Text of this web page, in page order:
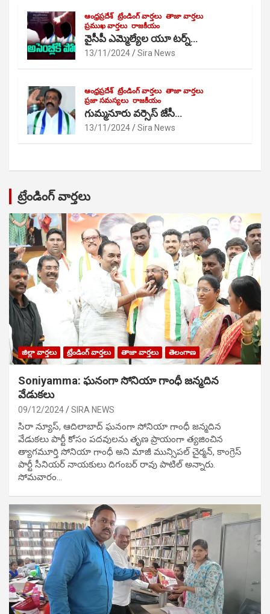
ఆంధ్రప్రదేశ్ ట్రేండింగ్ వార్తలు తాజా వార్తలు
ప్రముఖ వార్తలు రాజకీయం
వైసీపీ ఎమ్మెల్యేల యూ టర్న్…
13/11/2024 Sira News
ఆంధ్రప్రదేశ్ ట్రేండింగ్ వార్తలు తాజా వార్తలు
ప్రజా సమస్యలు రాజకీయం
గుమ్మనూరు వర్సెస్ జేసీ…
13/11/2024 Sira News
ట్రేండింగ్ వార్తలు
జిల్లా వార్తలు ట్రేండింగ్ వార్తలు తాజా వార్తలు తెలంగాణ
Soniyamma: ఘ‌నంగా సోనియా గాంధీ జ‌న్మ‌దిన
వేడుక‌లు
09/12/2024 SIRA NEWS
సిరా న్యూస్, ఆదిలాబాద్ ఘ‌నంగా సోనియా గాంధీ జ‌న్మ‌దిన
వేడుక‌లు పార్టీ కోసం ప‌ద‌వుల‌ను తృణ ప్రాయంగా త్య‌జించిన
త్యాగమూర్తి సోనియా గాంధీ అని మాజీ మున్సిప‌ల్ చైర్మ‌న్, కాంగ్రెస్
పార్టీ సీనియ‌ర్ నాయ‌కులు దిగంబ‌ర్ రావు పాటిల్ అన్నారు.
సోమవారం…